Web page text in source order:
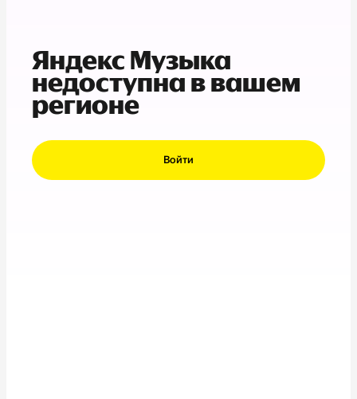
Яндекс Музыка
недоступна в вашем
регионе
Войти